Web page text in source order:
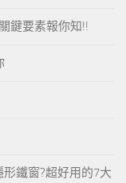
鍵要素報你知!!
鐵窗?超好用的7大